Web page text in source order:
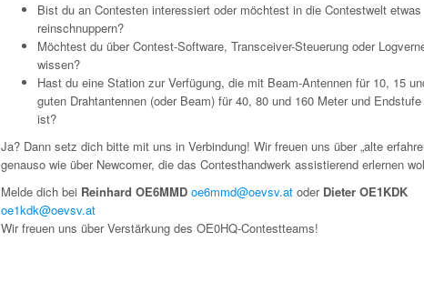
Bist du an Contesten interessiert oder möchtest in die Contestwelt etwas
reinschnuppern?
Möchtest du über Contest-Software, Transceiver-Steuerung oder
wissen?
Hast du eine Station zur Verfügung, die mit Beam-Antennen für 10, 15
guten Drahtantennen (oder Beam) für 40, 80 und 160 Meter und
ist?
Ja? Dann setz dich bitte mit uns in Verbindung! Wir freuen uns über „alte
genauso wie über Newcomer, die das Contesthandwerk assistierend erlernen
Melde dich bei Reinhard OE6MMD oe6mmd@oevsv.at oder Dieter OE1KDK
oe1kdk@oevsv.at
Wir freuen uns über Verstärkung des OE0HQ-Contestteams!